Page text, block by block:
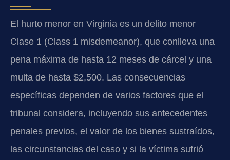
El hurto menor en Virginia es un delito menor
Clase 1 (Class 1 misdemeanor), que conlleva una
pena máxima de hasta 12 meses de cárcel y una
multa de hasta $2,500. Las consecuencias
específicas dependen de varios factores que el
tribunal considera, incluyendo sus antecedentes
penales previos, el valor de los bienes sustraídos,
las circunstancias del caso y si la víctima sufrió